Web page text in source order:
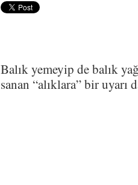
Balık yemeyip de balık
sanan “alıklara” bir uyarı